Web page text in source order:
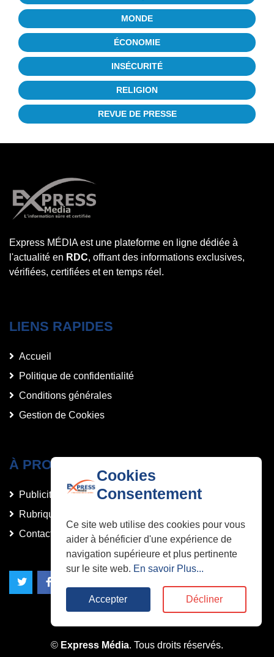
Cookies
Consentement
Ce site web utilise des cookies pour vous
aider à bénéficier d'une expérience de
navigation supérieure et plus pertinente
sur le site web. En savoir Plus...
Accepter Décliner
MONDE
ÉCONOMIE
INSÉCURITÉ
RELIGION
REVUE DE PRESSE
Express MÉDIA est une plateforme en ligne dédiée à
l'actualité en RDC, offrant des informations exclusives,
vérifiées, certifiées et en temps réel.
LIENS RAPIDES
Accueil
Politique de confidentialité
Conditions générales
Gestion de Cookies
À PROPOS DE NOUS
Publicités et Annonces
Rubriques
Contact
© Express Média. Tous droits réservés.